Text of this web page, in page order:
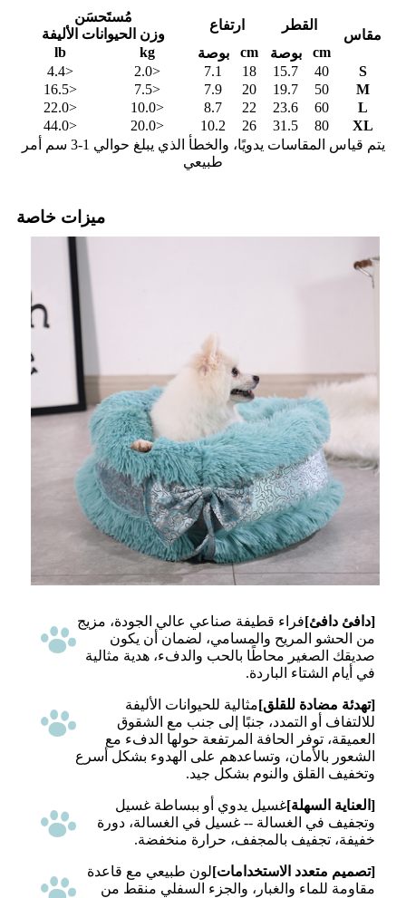
مقاس
القطر ارتفاع
مُستَحسَن
وزن الحيوانات الأليفة
cm
بوصة cm بوصة kg
lb
S
40
15.7
18
7.1
<2.0
<4.4
M
50
19.7
20
7.9
<7.5
<16.5
L
60
23.6
22
8.7
<10.0
<22.0
XL
80
31.5
26
10.2
<20.0
<44.0
يتم قياس المقاسات يدويًا، والخطأ الذي يبلغ حوالي 1-3 سم أمر
طبيعي
ميزات خاصة
[دافئ دافئ]فراء قطيفة صناعي عالي الجودة، مزيج
من الحشو المريح والمسامي، لضمان أن يكون
صديقك الصغير محاطًا بالحب والدفء، هدية مثالية
في أيام الشتاء الباردة.
[تهدئة مضادة للقلق]مثالية للحيوانات الأليفة
للالتفاف أو التمدد، جنبًا إلى جنب مع الشقوق
العميقة، توفر الحافة المرتفعة حولها الدفء مع
الشعور بالأمان، وتساعدهم على الهدوء بشكل أسرع
وتخفيف القلق والنوم بشكل جيد.
[العناية السهلة]غسيل يدوي أو ببساطة غسيل
وتجفيف في الغسالة -- غسيل في الغسالة، دورة
خفيفة، تجفيف بالمجفف، حرارة منخفضة.
[تصميم متعدد الاستخدامات]لون طبيعي مع قاعدة
مقاومة للماء والغبار، والجزء السفلي منقط من